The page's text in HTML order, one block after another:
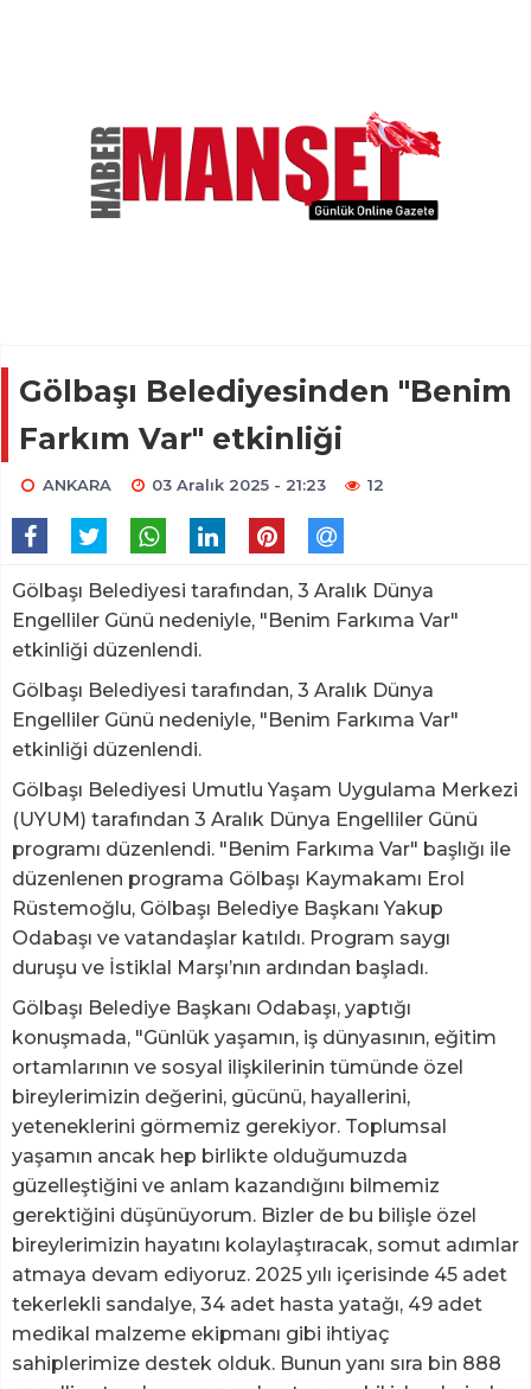
Gölbaşı Belediyesinden "Benim
Farkım Var" etkinliği
ANKARA 03 Aralık 2025 - 21:23 12
Gölbaşı Belediyesi tarafından, 3 Aralık Dünya
Engelliler Günü nedeniyle, "Benim Farkıma Var"
etkinliği düzenlendi.
Gölbaşı Belediyesi tarafından, 3 Aralık Dünya
Engelliler Günü nedeniyle, "Benim Farkıma Var"
etkinliği düzenlendi.
Gölbaşı Belediyesi Umutlu Yaşam Uygulama Merkezi
(UYUM) tarafından 3 Aralık Dünya Engelliler Günü
programı düzenlendi. "Benim Farkıma Var" başlığı ile
düzenlenen programa Gölbaşı Kaymakamı Erol
Rüstemoğlu, Gölbaşı Belediye Başkanı Yakup
Odabaşı ve vatandaşlar katıldı. Program saygı
duruşu ve İstiklal Marşı’nın ardından başladı.
Gölbaşı Belediye Başkanı Odabaşı, yaptığı
konuşmada, "Günlük yaşamın, iş dünyasının, eğitim
ortamlarının ve sosyal ilişkilerinin tümünde özel
bireylerimizin değerini, gücünü, hayallerini,
yeteneklerini görmemiz gerekiyor. Toplumsal
yaşamın ancak hep birlikte olduğumuzda
güzelleştiğini ve anlam kazandığını bilmemiz
gerektiğini düşünüyorum. Bizler de bu bilişle özel
bireylerimizin hayatını kolaylaştıracak, somut adımlar
atmaya devam ediyoruz. 2025 yılı içerisinde 45 adet
tekerlekli sandalye, 34 adet hasta yatağı, 49 adet
medikal malzeme ekipmanı gibi ihtiyaç
sahiplerimize destek olduk. Bunun yanı sıra bin 888